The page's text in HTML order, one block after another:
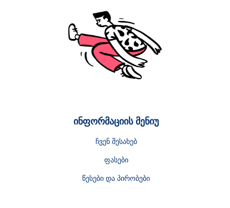
ინფორმაციის მენიუ
ჩვენ შესახებ
ფასები
წესები და პირობები